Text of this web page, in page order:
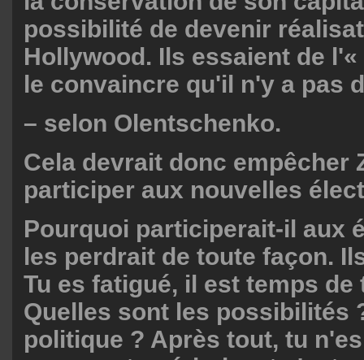
possibilité de devenir
Hollywood. Ils essaient de
le convaincre qu'il n'y a pas
– selon Olentschenko.
Cela devrait donc empêcher
participer aux nouvelles
Pourquoi participerait-il aux
les perdrait de toute façon.
Tu es fatigué, il est temps de
Quelles sont les possibilités
politique ? Après tout, tu